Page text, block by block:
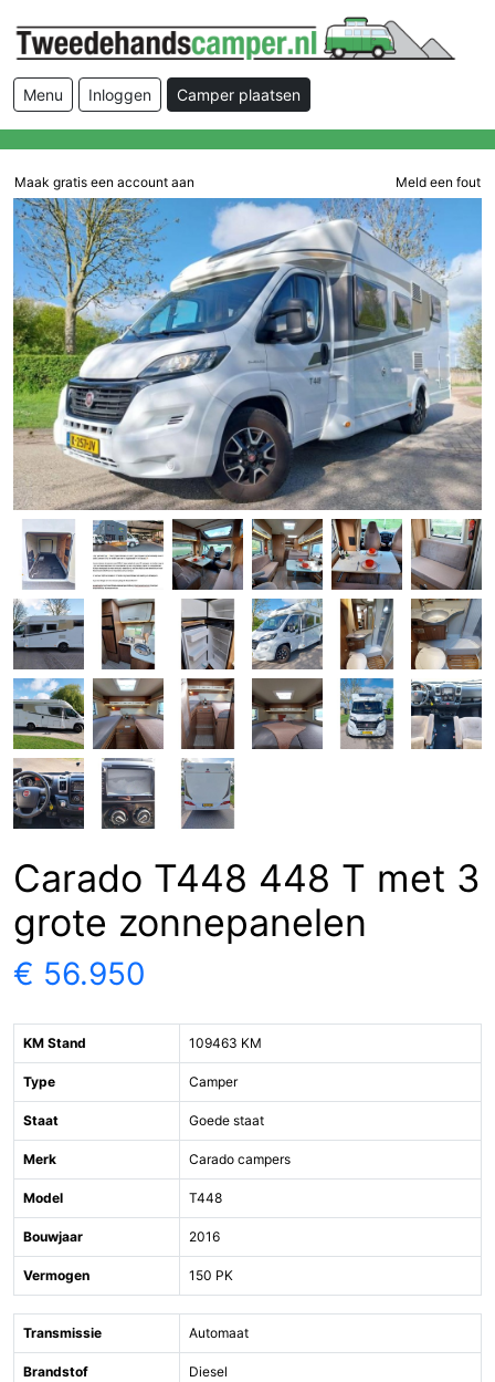
Menu Inloggen Camper plaatsen
Maak gratis een account aan Meld een fout
Carado T448 448 T met 3
grote zonnepanelen
€ 56.950
KM Stand 109463 KM
Type Camper
Staat Goede staat
Merk Carado campers
Model T448
Bouwjaar 2016
Vermogen 150 PK
Transmissie Automaat
Brandstof Diesel